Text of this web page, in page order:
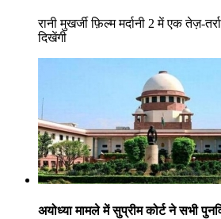
रानी मुखर्जी फ़िल्म मर्दानी 2 में एक तेज़-
दिखेंगी
अयोध्या मामले में सुप्रीम कोर्ट ने सभी